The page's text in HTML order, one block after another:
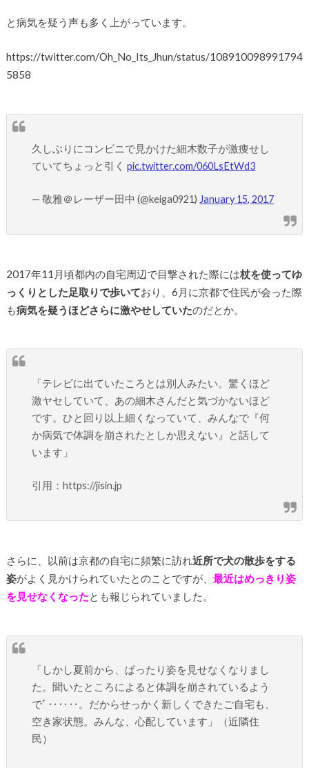
と病気を疑う声も多く上がっています。
https://twitter.com/Oh_No_Its_Jhun/status/108910098991794
5858
久しぶりにコンビニで見かけた細木数子が激痩せし
ていてちょっと引くpic.twitter.com/060LsEtWd3
— 敬雅＠レーザー田中 (@keiga0921) January 15, 2017
2017年11月頃都内の自宅周辺で目撃された際には杖を使ってゆ
っくりとした足取りで歩いており、6月に京都で住民が会った際
も病気を疑うほどさらに激やせしていたのだとか。
「テレビに出ていたころとは別人みたい。驚くほど
激ヤセしていて、あの細木さんだと気づかないほど
です。ひと回り以上細くなっていて、みんなで『何
か病気で体調を崩されたとしか思えない』と話して
います」
引用：https://jisin.jp
さらに、以前は京都の自宅に頻繁に訪れ近所で犬の散歩をする
姿がよく見かけられていたとのことですが、 最近はめっきり姿
を見せなくなったとも報じられていました。
「しかし夏前から、ぱったり姿を見せなくなりまし
た。聞いたところによると体調を崩されているよう
でﾞ‥‥‥。だからせっかく新しくできたご自宅も、
空き家状態。みんな、心配しています」（近隣住
民）